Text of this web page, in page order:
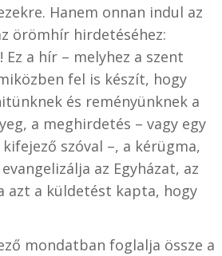
Hanem onnan indul az
örömhír hirdetéséhez:
a hír – melyhez a szent
fel is készít, hogy
és reményünknek a
a meghirdetés – vagy egy
szóval –, a kérügma,
az Egyházat, az
azt a küldetést kapta, hogy
mondatban foglalja össze a